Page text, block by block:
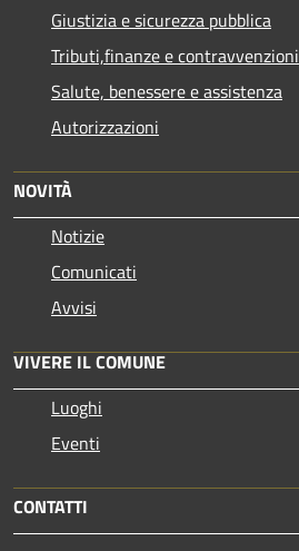
Giustizia e sicurezza pubblica
Tributi,finanze e contravvenzioni
Salute, benessere e assistenza
Autorizzazioni
NOVITÀ
Notizie
Comunicati
Avvisi
VIVERE IL COMUNE
Luoghi
Eventi
CONTATTI